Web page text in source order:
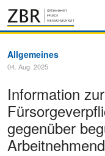
Allgemeines
04. Aug. 2025
Information
gegenüber